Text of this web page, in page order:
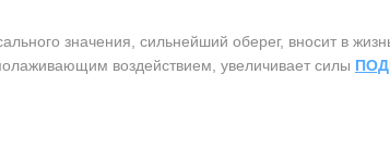
значения, сильнейший оберег, вносит в
воздействием, увеличивает силы